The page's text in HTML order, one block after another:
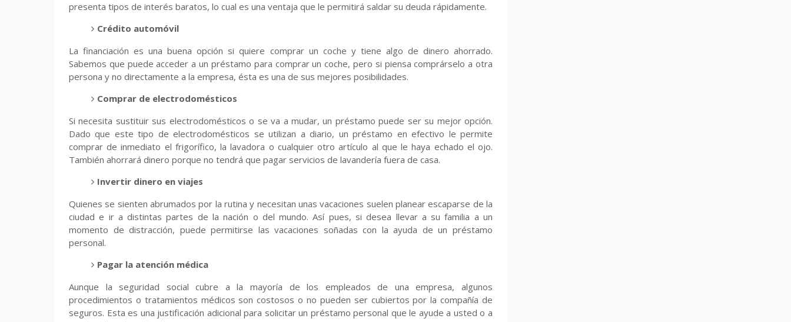
presenta tipos de interés baratos, lo cual es una ventaja que le permitirá saldar su deuda rápidamente.
Crédito automóvil
La financiación es una buena opción si quiere comprar un coche y tiene algo de dinero ahorrado.
Sabemos que puede acceder a un préstamo para comprar un coche, pero si piensa comprárselo a otra
persona y no directamente a la empresa, ésta es una de sus mejores posibilidades.
Comprar de electrodomésticos
Si necesita sustituir sus electrodomésticos o se va a mudar, un préstamo puede ser su mejor opción.
Dado que este tipo de electrodomésticos se utilizan a diario, un préstamo en efectivo le permite
comprar de inmediato el frigorífico, la lavadora o cualquier otro artículo al que le haya echado el ojo.
También ahorrará dinero porque no tendrá que pagar servicios de lavandería fuera de casa.
Invertir dinero en viajes
Quienes se sienten abrumados por la rutina y necesitan unas vacaciones suelen planear escaparse de la
ciudad e ir a distintas partes de la nación o del mundo. Así pues, si desea llevar a su familia a un
momento de distracción, puede permitirse las vacaciones soñadas con la ayuda de un préstamo
personal.
Pagar la atención médica
Aunque la seguridad social cubre a la mayoría de los empleados de una empresa, algunos
procedimientos o tratamientos médicos son costosos o no pueden ser cubiertos por la compañía de
seguros. Esta es una justificación adicional para solicitar un préstamo personal que le ayude a usted o a